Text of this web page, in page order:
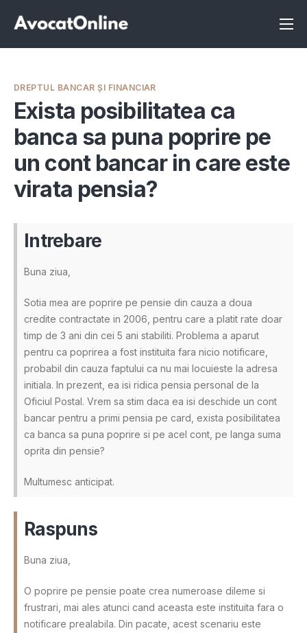
Înscrie-te ca avocat
Servicii
Despre noi
Programeaza consultanta
Intrebari
DREPTUL BANCAR ȘI FINANCIAR
Exista posibilitatea ca
banca sa puna poprire pe
un cont bancar in care este
virata pensia?
Intrebare
Buna ziua,
Sotia mea are poprire pe pensie din cauza a doua
credite contractate in 2006, pentru care a platit rate doar
timp de 3 ani din cei 5 ani stabiliti. Problema a aparut
pentru ca poprirea a fost instituita fara nicio notificare,
probabil din cauza faptului ca nu mai locuieste la adresa
initiala. In prezent, ea isi ridica pensia personal de la
Oficiul Postal. Vrem sa stim daca ea isi deschide un cont
bancar pentru a primi pensia pe card, exista posibilitatea
ca banca sa puna poprire si pe acel cont, pe langa suma
oprita din pensie?
Multumesc anticipat.
Raspuns
Buna ziua,
O poprire pe pensie poate crea numeroase dileme si
frustrari, mai ales atunci cand aceasta este instituita fara o
notificare prealabila. Din pacate, acest scenariu este